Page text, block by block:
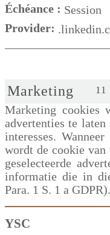
Échéance : Session
Provider:
Marketing 11
Marketing cookies
advertenties te
interesses.
wordt de cookie
geselecteerde
informatie die in
Para. 1 S. 1 a GDPR).
YSC